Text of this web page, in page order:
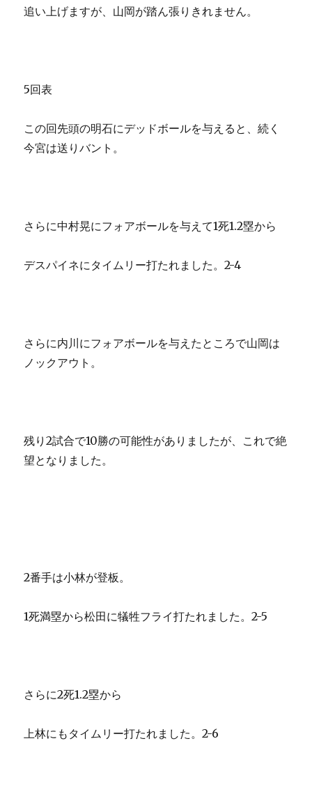
追い上げますが、山岡が踏ん張りきれません。
5回表
この回先頭の明石にデッドボールを与えると、続く
今宮は送りバント。
さらに中村晃にフォアボールを与えて1死1.2塁から
デスパイネにタイムリー打たれました。2-4
さらに内川にフォアボールを与えたところで山岡は
ノックアウト。
残り2試合で10勝の可能性がありましたが、これで絶
望となりました。
2番手は小林が登板。
1死満塁から松田に犠牲フライ打たれました。2-5
さらに2死1.2塁から
上林にもタイムリー打たれました。2-6